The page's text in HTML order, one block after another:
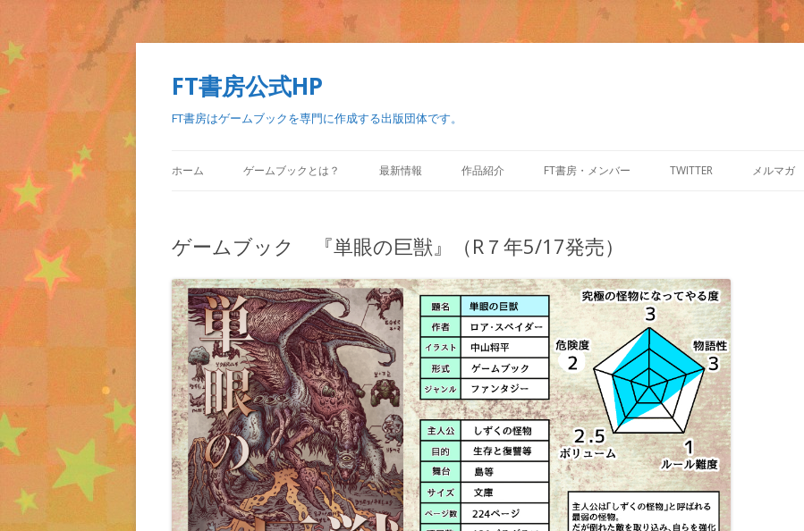
FT書房公式HP
FT書房はゲームブックを専門に作成する出版団体です。
ン
テ
キ
ッ
ホーム ゲームブックとは？ 最新情報 作品紹介 FT書房・メンバー TWITTER メルマガ
ゲームブック 『単眼の巨獣』（R７年5/17発売）